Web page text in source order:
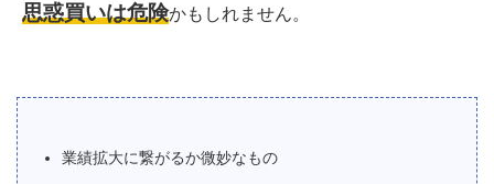
思惑買いは危険かもしれません。
業績拡大に繋がるか微妙なもの